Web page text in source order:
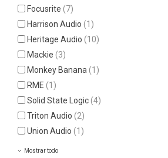
Focusrite(7)
Harrison Audio(1)
Heritage Audio(10)
Mackie(3)
Monkey Banana(1)
RME(1)
Solid State Logic(4)
Triton Audio(2)
Union Audio(1)
Mostrar todo